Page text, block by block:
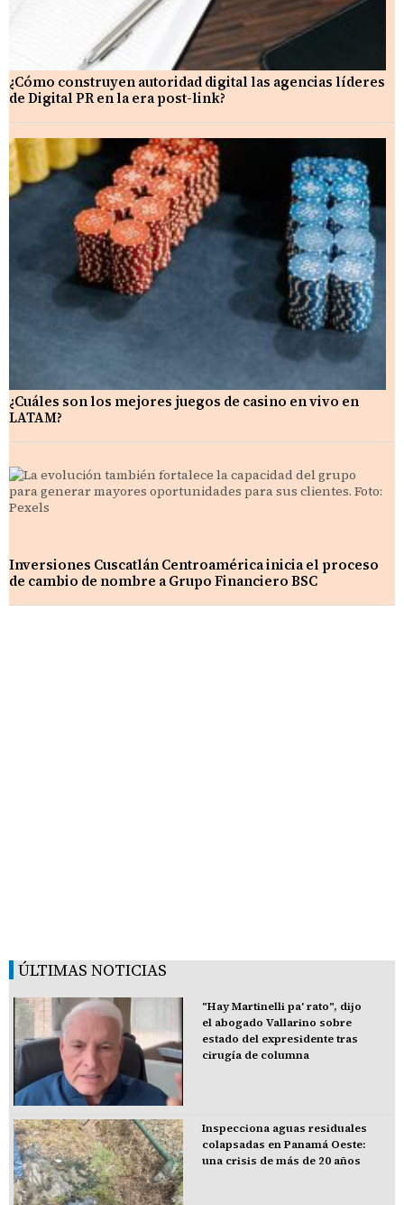
¿Cómo construyen autoridad digital las agencias líderes
de Digital PR en la era post-link?
¿Cuáles son los mejores juegos de casino en vivo en
LATAM?
Inversiones Cuscatlán Centroamérica inicia el proceso
de cambio de nombre a Grupo Financiero BSC
ÚLTIMAS NOTICIAS
"Hay Martinelli pa' rato", dijo
el abogado Vallarino sobre
estado del expresidente tras
cirugía de columna
Inspecciona aguas residuales
colapsadas en Panamá Oeste:
una crisis de más de 20 años